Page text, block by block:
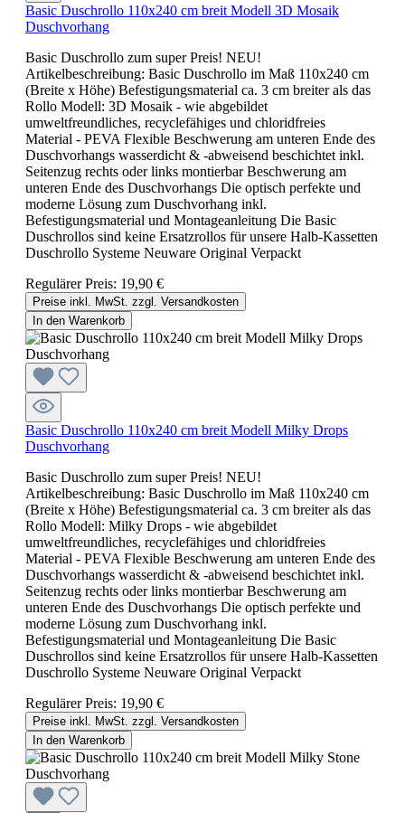
Basic Duschrollo 110x240 cm breit Modell 3D Mosaik
Duschvorhang
Basic Duschrollo zum super Preis! NEU!
Artikelbeschreibung: Basic Duschrollo im Maß 110x240 cm
(Breite x Höhe) Befestigungsmaterial ca. 3 cm breiter als das
Rollo Modell: 3D Mosaik - wie abgebildet
umweltfreundliches, recyclefähiges und chloridfreies
Material - PEVA Flexible Beschwerung am unteren Ende des
Duschvorhangs wasserdicht & -abweisend beschichtet inkl.
Seitenzug rechts oder links montierbar Beschwerung am
unteren Ende des Duschvorhangs Die optisch perfekte und
moderne Lösung zum Duschvorhang inkl.
Befestigungsmaterial und Montageanleitung Die Basic
Duschrollos sind keine Ersatzrollos für unsere Halb-Kassetten
Duschrollo Systeme Neuware Original Verpackt
Regulärer Preis: 19,90 €
Preise inkl. MwSt. zzgl. Versandkosten
In den Warenkorb
Basic Duschrollo 110x240 cm breit Modell Milky Drops
Duschvorhang
Basic Duschrollo zum super Preis! NEU!
Artikelbeschreibung: Basic Duschrollo im Maß 110x240 cm
(Breite x Höhe) Befestigungsmaterial ca. 3 cm breiter als das
Rollo Modell: Milky Drops - wie abgebildet
umweltfreundliches, recyclefähiges und chloridfreies
Material - PEVA Flexible Beschwerung am unteren Ende des
Duschvorhangs wasserdicht & -abweisend beschichtet inkl.
Seitenzug rechts oder links montierbar Beschwerung am
unteren Ende des Duschvorhangs Die optisch perfekte und
moderne Lösung zum Duschvorhang inkl.
Befestigungsmaterial und Montageanleitung Die Basic
Duschrollos sind keine Ersatzrollos für unsere Halb-Kassetten
Duschrollo Systeme Neuware Original Verpackt
Regulärer Preis: 19,90 €
Preise inkl. MwSt. zzgl. Versandkosten
In den Warenkorb